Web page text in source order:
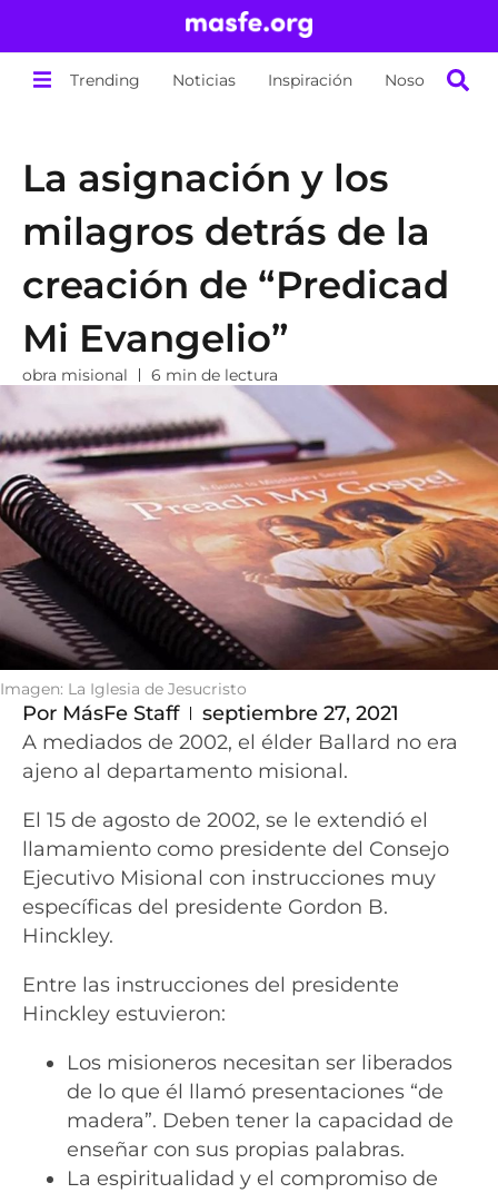
Trending Noticias Inspiración Nosotros
La asignación y los
milagros detrás de la
creación de “Predicad
Mi Evangelio”
obra misional 6 min de lectura
Imagen: La Iglesia de Jesucristo
Por MásFe Staff
septiembre 27, 2021
A mediados de 2002, el élder Ballard no era
ajeno al departamento misional.
El 15 de agosto de 2002, se le extendió el
llamamiento como presidente del Consejo
Ejecutivo Misional con instrucciones muy
específicas del presidente Gordon B.
Hinckley.
Entre las instrucciones del presidente
Hinckley estuvieron:
Los misioneros necesitan ser liberados
de lo que él llamó presentaciones “de
madera”. Deben tener la capacidad de
enseñar con sus propias palabras.
La espiritualidad y el compromiso de